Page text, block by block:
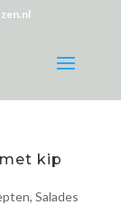
kip
, Salades